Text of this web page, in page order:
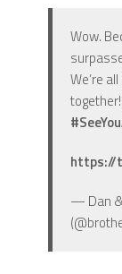
Wow.
We’re
together!
https://
— Dan